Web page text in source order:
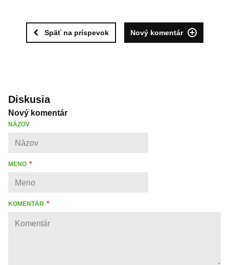
Späť na príspevok Nový komentár
Diskusia
Nový komentár
NÁZOV
MENO
KOMENTÁR